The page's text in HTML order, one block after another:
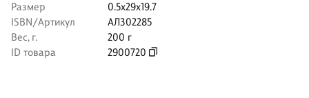
Размер
0.5x29x19.7
ISBN/Артикул
АЛ302285
Вес, г.
200 г
ID товара
2900720